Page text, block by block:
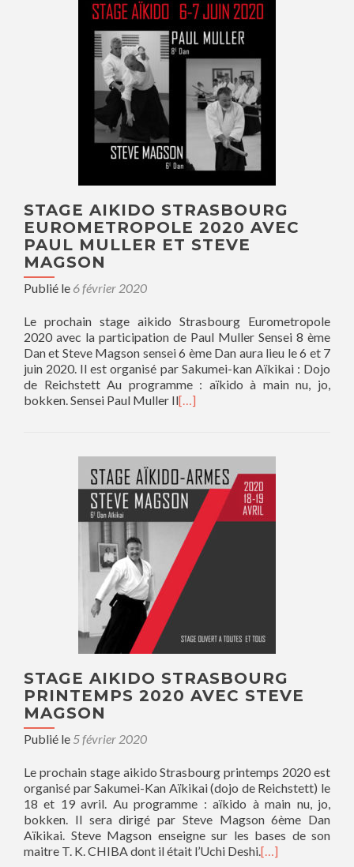
STAGE AIKIDO STRASBOURG
EUROMETROPOLE 2020 AVEC
PAUL MULLER ET STEVE
MAGSON
Publié le 6 février 2020
Le prochain stage aikido Strasbourg Eurometropole
2020 avec la participation de Paul Muller Sensei 8 ème
Dan et Steve Magson sensei 6 ème Dan aura lieu le 6 et 7
juin 2020. Il est organisé par Sakumei-kan Aïkikai : Dojo
de Reichstett Au programme : aïkido à main nu, jo,
bokken. Sensei Paul Muller Il[…]
STAGE AIKIDO STRASBOURG
PRINTEMPS 2020 AVEC STEVE
MAGSON
Publié le 5 février 2020
Le prochain stage aikido Strasbourg printemps 2020 est
organisé par Sakumei-Kan Aïkikai (dojo de Reichstett) le
18 et 19 avril. Au programme : aïkido à main nu, jo,
bokken. Il sera dirigé par Steve Magson 6ème Dan
Aïkikai. Steve Magson enseigne sur les bases de son
maitre T. K. CHIBA dont il était l’Uchi Deshi.[…]